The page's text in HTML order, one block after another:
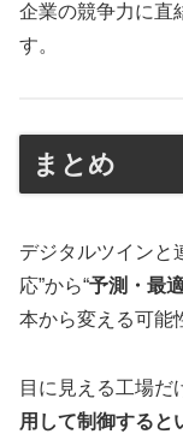
企業の競争力に直
す。
まとめ
デジタルツインと
応”から“予測・最
本から変える可能
目に見える工場だ
用して制御すると